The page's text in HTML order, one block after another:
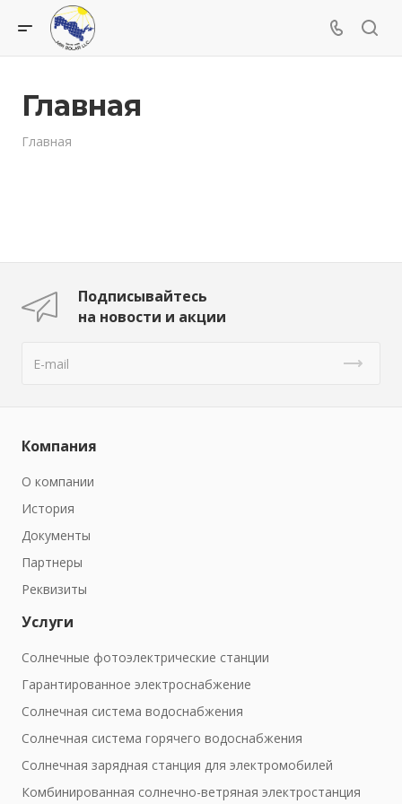
Главная
Главная
Подписывайтесь
на новости и акции
Компания
О компании
История
Документы
Партнеры
Реквизиты
Услуги
Солнечные фотоэлектрические станции
Гарантированное электроснабжение
Солнечная система водоснабжения
Солнечная система горячего водоснабжения
Солнечная зарядная станция для электромобилей
Комбинированная солнечно-ветряная электростанция